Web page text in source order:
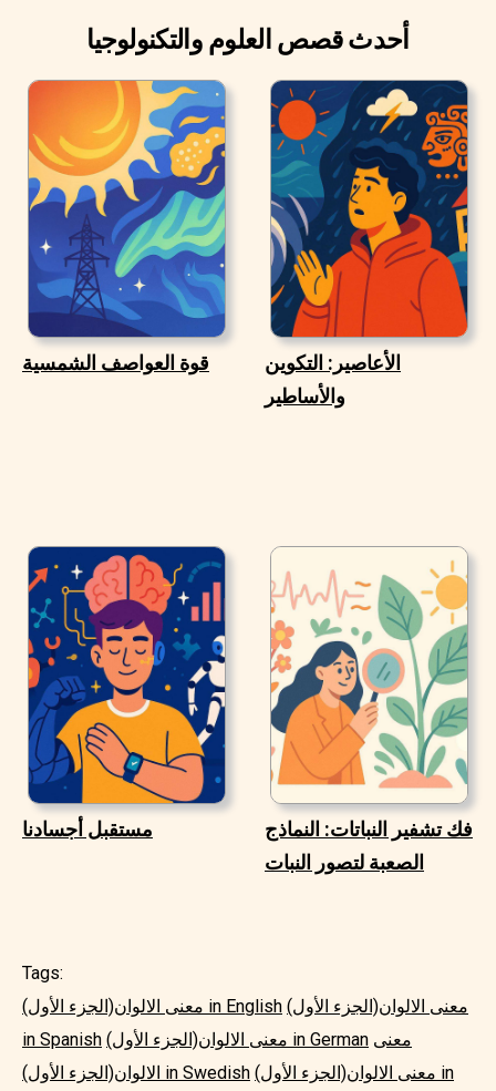
أحدث قصص العلوم والتكنولوجيا
قوة العواصف الشمسية
الأعاصير: التكوين
والأساطير
مستقبل أجسادنا
فك تشفير النباتات: النماذج
الصعبة لتصور النبات
Tags:
معنى الالوان(الجزء الأول) in English معنى الالوان(الجزء الأول)
in Spanish
معنى الالوان(الجزء الأول) in German معنى
الالوان(الجزء الأول) in Swedish معنى الالوان(الجزء الأول) in